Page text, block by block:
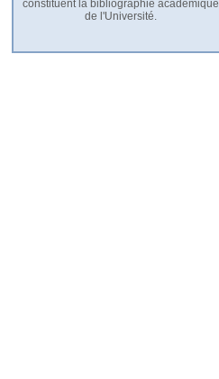
constituent la bibliographie académique
de l'Université.